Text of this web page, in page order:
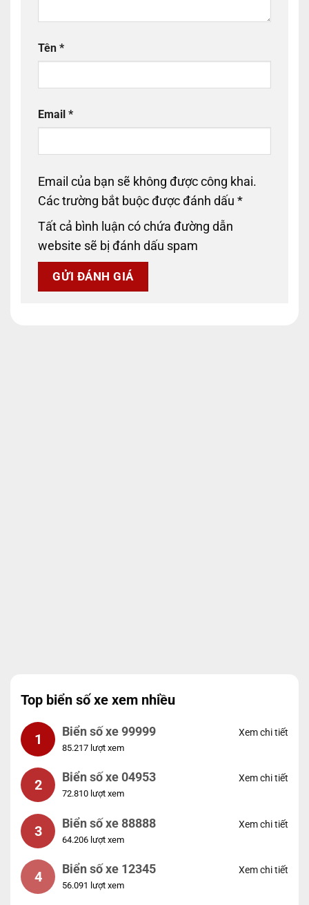
Tên *
Email *
Email của bạn sẽ không được công khai.
Các trường bắt buộc được đánh dấu *
Tất cả bình luận có chứa đường dẫn
website sẽ bị đánh dấu spam
Top biển số xe xem nhiều
1 Biển số xe 99999
85.217 lượt xem
Xem chi tiết
2 Biển số xe 04953
72.810 lượt xem
Xem chi tiết
3 Biển số xe 88888
64.206 lượt xem
Xem chi tiết
4 Biển số xe 12345
56.091 lượt xem
Xem chi tiết